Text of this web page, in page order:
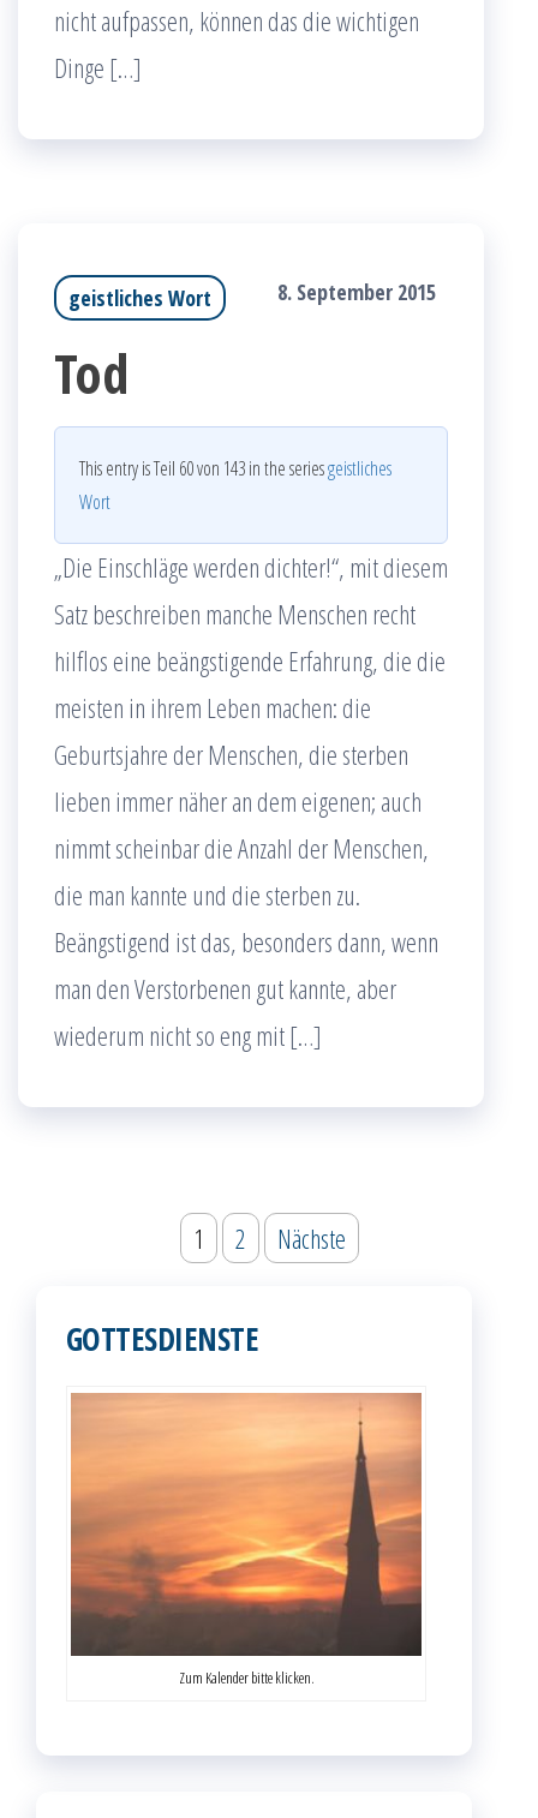
nicht aufpassen, können das die wichtigen
Dinge […]
geistliches Wort 8. September 2015
Tod
This entry is Teil 60 von 143 in the seriesgeistliches
Wort
„Die Einschläge werden dichter!“, mit diesem
Satz beschreiben manche Menschen recht
hilflos eine beängstigende Erfahrung, die die
meisten in ihrem Leben machen: die
Geburtsjahre der Menschen, die sterben
lieben immer näher an dem eigenen; auch
nimmt scheinbar die Anzahl der Menschen,
die man kannte und die sterben zu.
Beängstigend ist das, besonders dann, wenn
man den Verstorbenen gut kannte, aber
wiederum nicht so eng mit […]
Seitennummerierung
1 2 Nächste
GOTTESDIENSTE
Zum Kalender bitte klicken.